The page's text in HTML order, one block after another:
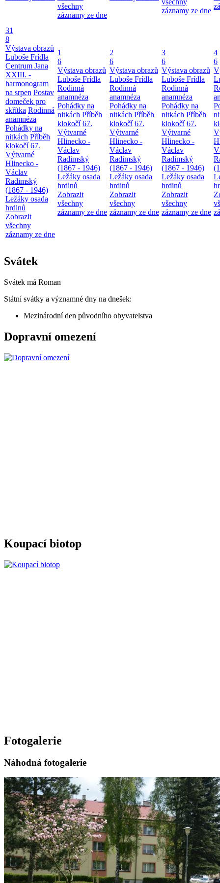
všechny
záznamy ze dne
všechny
záznamy ze dne
31
8
Výstava obrazů
Luboše Frídla
Centrum Jana
XXIII. -
harmonogram
na srpen Postav
domeček pro
skřítka Rodinná
anamnéza
Pohádky na
nitkách Příběh
klokočí 67.
Výtvarné
Hlinecko -
Václav
Radimský
(1867 - 1946)
Ležáky osada
hrdinů
Zobrazit
všechny
záznamy ze dne
1
6
Výstava obrazů
Luboše Frídla
Rodinná
anamnéza
Pohádky na
nitkách Příběh
klokočí 67.
Výtvarné
Hlinecko -
Václav
Radimský
(1867 - 1946)
Ležáky osada
hrdinů
Zobrazit
všechny
záznamy ze dne
2
6
Výstava obrazů
Luboše Frídla
Rodinná
anamnéza
Pohádky na
nitkách Příběh
klokočí 67.
Výtvarné
Hlinecko -
Václav
Radimský
(1867 - 1946)
Ležáky osada
hrdinů
Zobrazit
všechny
záznamy ze dne
3
6
Výstava obrazů
Luboše Frídla
Rodinná
anamnéza
Pohádky na
nitkách Příběh
klokočí 67.
Výtvarné
Hlinecko -
Václav
Radimský
(1867 - 1946)
Ležáky osada
hrdinů
Zobrazit
všechny
záznamy ze dne
4
6
Svátek
Svátek má Roman
Státní svátky a významné dny na dnešek:
Mezinárodní den původního obyvatelstva
Dopravní omezení
Koupací biotop
Fotogalerie
Náhodná fotogalerie